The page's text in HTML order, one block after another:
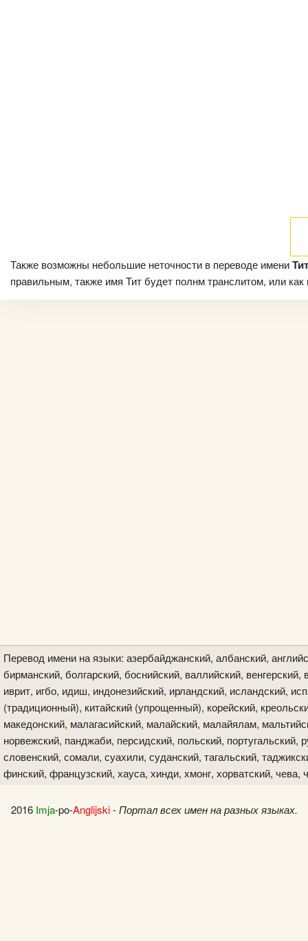
Также возможны небольшие неточности в переводе имениТит
правильным, также имя Тит будет полнм транслитом, или
Перевод имени на языки: азербайджанский, албанский,
бирманский, болгарский, боснийский, валлийский, венгерский,
иврит, игбо, идиш, индонезийский, ирландский, исландский,
(традиционный), китайский (упрощенный), корейский,
македонский, малагасийский, малайский, малайялам,
норвежский, панджаби, персидский, польский, португальский,
словенский, сомали, суахили, суданский, тагальский,
финский, французский, хауса, хинди, хмонг, хорватский,
2016 Imja-po-Anglijski-Портал всех имен на разных языках.